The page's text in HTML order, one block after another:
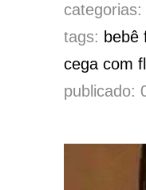
categorias:
tags: bebê
cega com
publicado: